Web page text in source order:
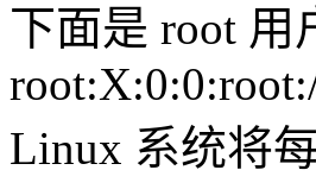
下面是 root
Linux 系统将